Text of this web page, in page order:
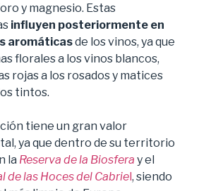
y magnesio. Estas
influyen posteriormente en
aromáticasde los vinos, ya que
florales a los vinos blancos,
rojas a los rosados y matices
tintos.
tiene un gran valor
ya que dentro de su territorio
la Reserva de la Biosfera y el
de las Hoces del Cabriel, siendo